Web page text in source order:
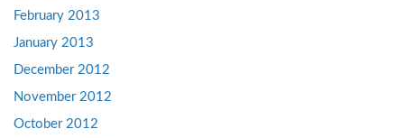
February 2013
January 2013
December 2012
November 2012
October 2012